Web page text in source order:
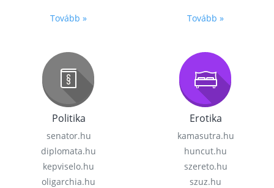
Tovább » Tovább »
Politika
senator.hu
diplomata.hu
kepviselo.hu
oligarchia.hu
Erotika
kamasutra.hu
huncut.hu
szereto.hu
szuz.hu